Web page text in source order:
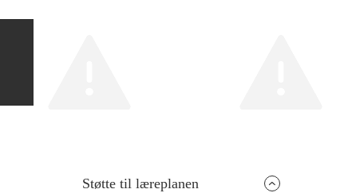
Støtte til læreplanen